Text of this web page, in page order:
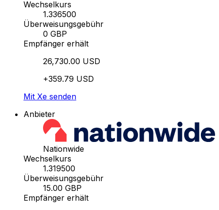
Wechselkurs
1.336500
Überweisungsgebühr
0 GBP
Empfänger erhält
26,730.00 USD
+359.79 USD
Mit Xe senden
Anbieter
Nationwide
Wechselkurs
1.319500
Überweisungsgebühr
15.00 GBP
Empfänger erhält